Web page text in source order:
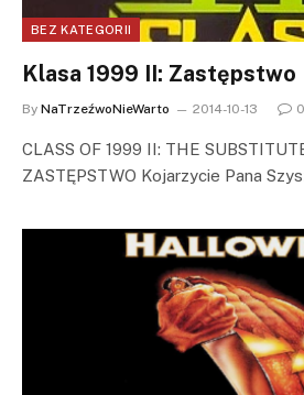
BEZ KATEGORII
Klasa 1999 II: Zastępstwo
By NaTrzeźwoNieWarto 2014-10-13 0
CLASS OF 1999 II: THE
ZASTĘPSTWO Kojarzycie Pana